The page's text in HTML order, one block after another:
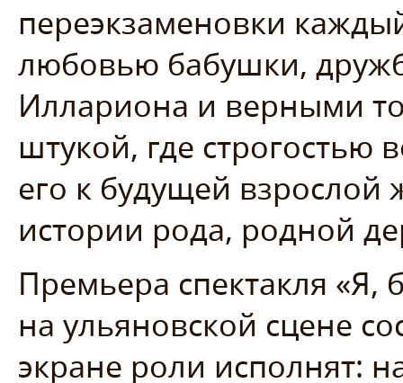
переэкзаменовки
любовью бабушки,
Иллариона и верными
штукой, где строгостью
его к будущей
истории рода, родной
Премьера спектакля
на ульяновской сцене
экране роли исполнят: